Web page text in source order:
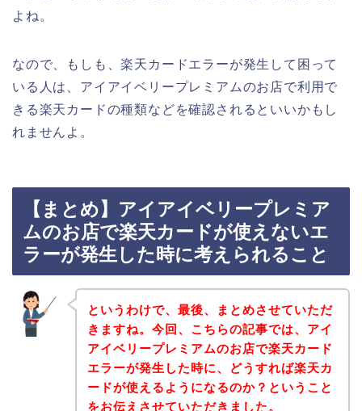
よね。
なので、もしも、楽天カードエラーが発生して困って
いる人は、アイアイベリープレミアムのお店で利用で
きる楽天カードの種類などを確認されるといいかもし
れませんよ。
【まとめ】アイアイベリープレミア
ムのお店で楽天カードが使えないエ
ラーが発生した時に考えられること
というわけで、最後、まとめさせていただ
きますね。今回、こちらの記事では、アイ
アイベリープレミアムのお店で楽天カード
エラーが発生した時に、どうすれば楽天カ
ードが使えるようになるのか？ということ
をお伝えさせていただきました。